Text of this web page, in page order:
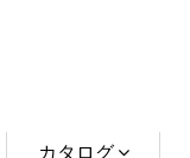
カタログ